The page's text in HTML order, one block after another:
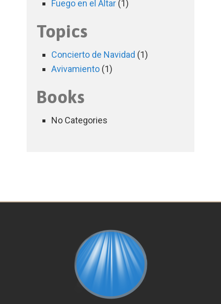
Fuego en el Altar (1)
Topics
Concierto de Navidad (1)
Avivamiento (1)
Books
No Categories